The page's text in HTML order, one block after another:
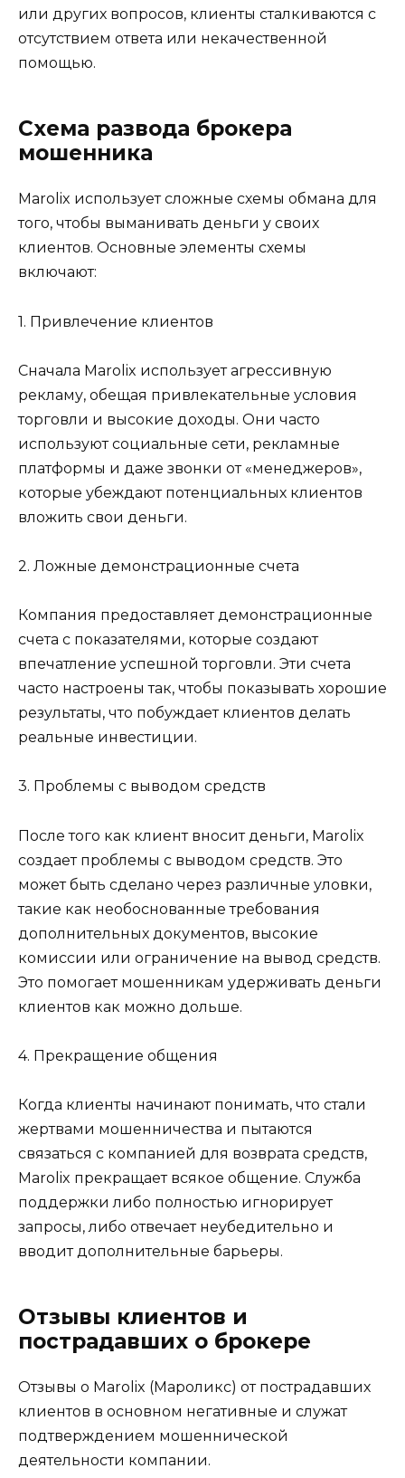
или других вопросов, клиенты сталкиваются с
отсутствием ответа или некачественной
помощью.
Схема развода брокера
мошенника
Marolix использует сложные схемы обмана для
того, чтобы выманивать деньги у своих
клиентов. Основные элементы схемы
включают:
1. Привлечение клиентов
Сначала Marolix использует агрессивную
рекламу, обещая привлекательные условия
торговли и высокие доходы. Они часто
используют социальные сети, рекламные
платформы и даже звонки от «менеджеров»,
которые убеждают потенциальных клиентов
вложить свои деньги.
2. Ложные демонстрационные счета
Компания предоставляет демонстрационные
счета с показателями, которые создают
впечатление успешной торговли. Эти счета
часто настроены так, чтобы показывать хорошие
результаты, что побуждает клиентов делать
реальные инвестиции.
3. Проблемы с выводом средств
После того как клиент вносит деньги, Marolix
создает проблемы с выводом средств. Это
может быть сделано через различные уловки,
такие как необоснованные требования
дополнительных документов, высокие
комиссии или ограничение на вывод средств.
Это помогает мошенникам удерживать деньги
клиентов как можно дольше.
4. Прекращение общения
Когда клиенты начинают понимать, что стали
жертвами мошенничества и пытаются
связаться с компанией для возврата средств,
Marolix прекращает всякое общение. Служба
поддержки либо полностью игнорирует
запросы, либо отвечает неубедительно и
вводит дополнительные барьеры.
Отзывы клиентов и
пострадавших о брокере
Отзывы о Marolix (Мароликс) от пострадавших
клиентов в основном негативные и служат
подтверждением мошеннической
деятельности компании.